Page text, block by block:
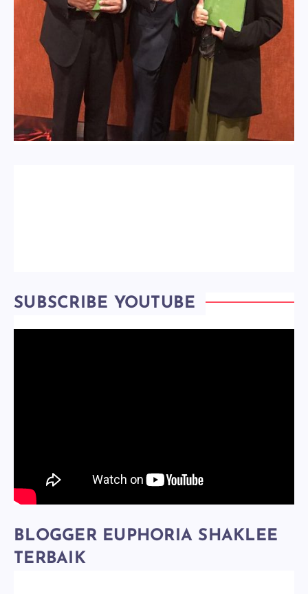
SUBSCRIBE YOUTUBE
BLOGGER EUPHORIA SHAKLEE
TERBAIK